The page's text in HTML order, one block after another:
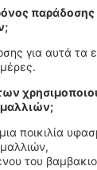
παράδοσης
για αυτά τα
ποικιλία
του